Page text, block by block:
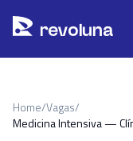
revoluna
Home/Vagas/
Medicina Intensiva —